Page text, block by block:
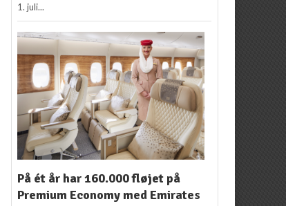
1. juli...
På ét år har 160.000 fløjet på
Premium Economy med Emirates